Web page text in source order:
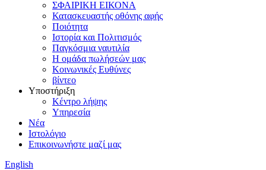
ΣΦΑΙΡΙΚΗ ΕΙΚΟΝΑ
Κατασκευαστής οθόνης αφής
Ποιότητα
Ιστορία και Πολιτισμός
Παγκόσμια ναυτιλία
Η ομάδα πωλήσεών μας
Κοινωνικές Ευθύνες
βίντεο
Υποστήριξη
Κέντρο λήψης
Υπηρεσία
Νέα
Ιστολόγιο
Επικοινωνήστε μαζί μας
English